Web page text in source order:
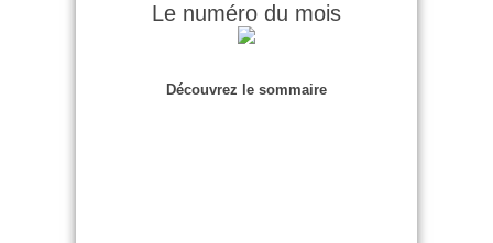
Le numéro du mois
Découvrez le sommaire